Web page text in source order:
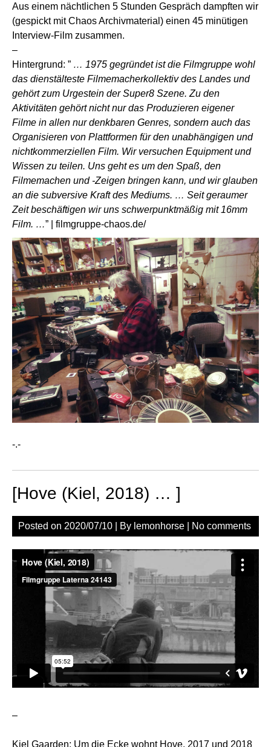
Aus einem nächtlichen 5 Stunden Gespräch dampften wir
(gespickt mit Chaos Archivmaterial) einen 45 minütigen
Interview-Film zusammen.
–
Hintergrund: ” … 1975 gegründet ist die Filmgruppe wohl
das dienstälteste Filmemacherkollektiv des Landes und
gehört zum Urgestein der Super8 Szene. Zu den
Aktivitäten gehört nicht nur das Produzieren eigener
Filme in allen nur denkbaren Genres, sondern auch das
Organisieren von Plattformen für den unabhängigen und
nichtkommerziellen Film. Wir versuchen Equipment und
Wissen zu teilen. Uns geht es um den Spaß, den
Filmemachen und -Zeigen bringen kann, und wir glauben
an die subversive Kraft des Mediums. … Seit geraumer
Zeit beschäftigen wir uns schwerpunktmäßig mit 16mm
Film. …” | filmgruppe-chaos.de/
-.-
[Hove (Kiel, 2018) … ]
Posted on 2020/07/10 | By lemonhorse No comments
–
Kiel Gaarden: Um die Ecke wohnt Hove. 2017 und 2018